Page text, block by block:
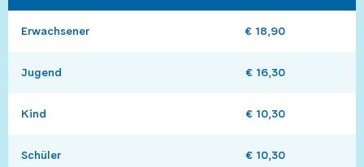
Erwachsener € 18,90
Jugend € 16,30
Kind € 10,30
Schüler € 10,30